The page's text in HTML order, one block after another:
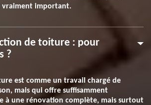
vraiment important.
de toiture : pour
?
est comme un travail chargé de
mais qui offre suffisamment
à une rénovation complète, mais surtout